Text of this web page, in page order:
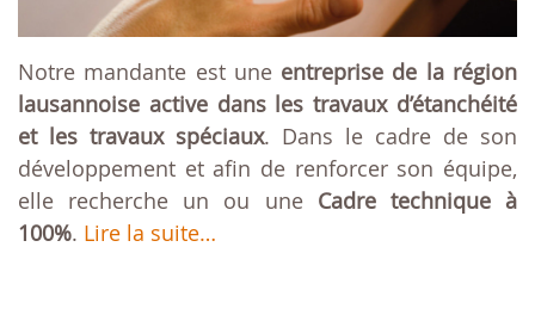
Notre mandante est une entreprise de la région
lausannoise active dans les travaux d’étanchéité
et les travaux spéciaux. Dans le cadre de son
développement et afin de renforcer son équipe,
elle recherche un ou une Cadre technique à
100%. Lire la suite…